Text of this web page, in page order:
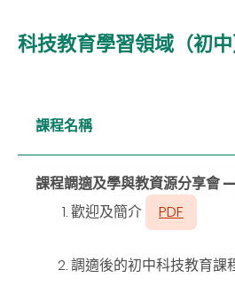
科技教育學習領域（初中
課程名稱
課程調適及學與教資源分享會
歡迎及簡介
PDF
調適後的初中科技教育